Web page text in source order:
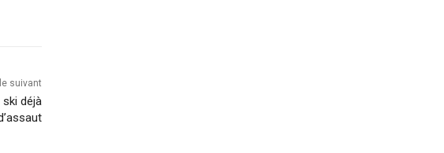
suivant
déjà